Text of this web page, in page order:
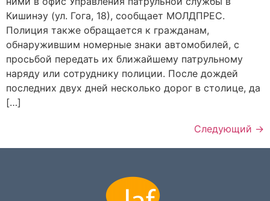
Кишинэу (ул. Гога, 18), сообщает МОЛДПРЕС.
Полиция также обращается к гражданам,
обнаружившим номерные знаки автомобилей, с
просьбой передать их ближайшему патрульному
наряду или сотруднику полиции. После дождей
последних двух дней несколько дорог в столице, да
[…]
Следующий →